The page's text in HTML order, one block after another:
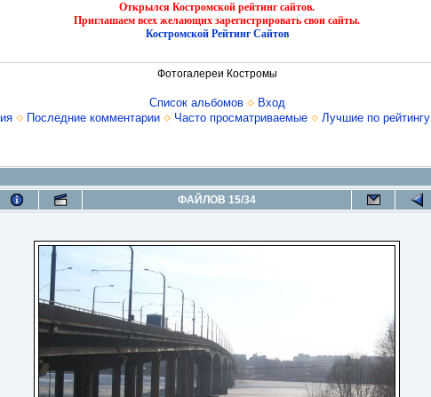
Открылся Костромской рейтинг сайтов.
Приглашаем всех желающих зарегистрировать свои сайты.
Костромской Рейтинг Сайтов
Фотогалереи Костромы
Список альбомов
Вход
Последние комментарии Часто просматриваемые Лучшие по рейтингу
ФАЙЛОВ 15/34